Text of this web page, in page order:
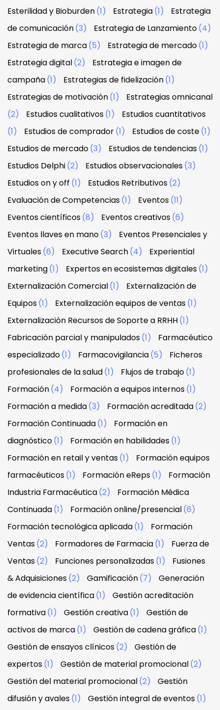
Esterilidad y Bioburden(1) Estrategia(1)
Estrategia
de comunicación(3) Estrategia de Lanzamiento(4)
Estrategia de marca(5) Estrategia de mercado(1)
Estrategia digital(2)
Estrategia e imagen de
campaña(1) Estrategias de fidelización(1)
Estrategias de motivación(1)
Estrategias omnicanal
(2)
Estudios cualitativos(1)
Estudios cuantitativos
(1)
Estudios de comprador(1) Estudios de coste(1)
Estudios de mercado(3) Estudios de tendencias(1)
Estudios Delphi(2) Estudios observacionales(3)
Estudios on y off (1) Estudios Retributivos(2)
Evaluación de Competencias(1) Eventos(11)
Eventos científicos(8) Eventos creativos(6)
Eventos llaves en mano(3)
Eventos Presenciales y
Virtuales(6) Executive Search(4)
Experiential
marketing(1) Expertos en ecosistemas digitales(1)
Externalización Comercial(1)
Externalización de
Equipos(1) Externalización equipos de ventas(1)
Externalización Recursos de Soporte a RRHH(1)
Fabricación parcial y manipulados(1)
Farmacéutico
especializado(1) Farmacovigilancia(5)
Ficheros
profesionales de la salud(1) Flujos de trabajo(1)
Formación(4) Formación a equipos internos(1)
Formación a medida(3) Formación acreditada(2)
Formación Continuada(1)
Formación en
diagnóstico(1) Formación en habilidades(1)
Formación en retail y ventas(1)
Formación equipos
farmacéuticos(1) Formación eReps(1)
Formación
Industria Farmacéutica(2)
Formación Médica
Continuada(1) Formación online/presencial(6)
Formación tecnológica aplicada(1)
Formación
Ventas(2) Formadores de Farmacia(1)
Fuerza de
Ventas(2) Funciones personalizadas(1)
Fusiones
& Adquisiciones(2) Gamificación(7)
Generación
de evidencia científica(1)
Gestión acreditación
formativa(1) Gestión creativa(1)
Gestión de
activos de marca(1) Gestión de cadena gráfica(1)
Gestión de ensayos clínicos(2)
Gestión de
expertos(1) Gestión de material promocional(2)
Gestión del material promocional(2)
Gestión
difusión y avales(1) Gestión integral de eventos(1)